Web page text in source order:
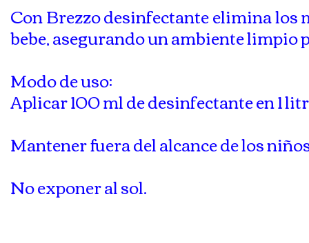
Con Brezzo desinfectante elimina los
bebe, asegurando un ambiente limpio
Modo de uso:
Aplicar 100 ml de desinfectante en 1
Mantener fuera del alcance de los
No exponer al sol.